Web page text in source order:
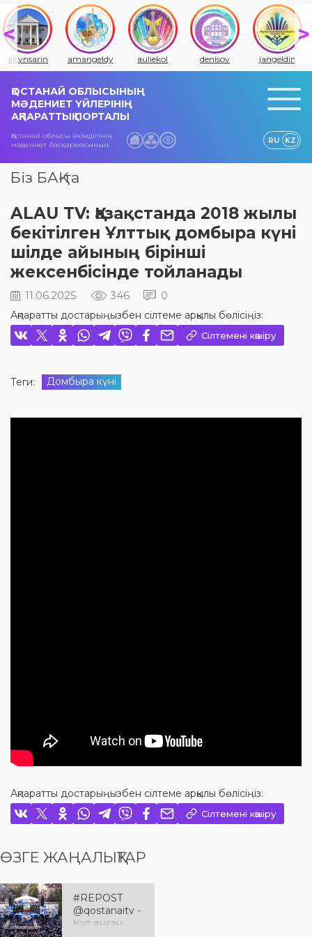
altynsarin amangeldy auliekol denisov jangeldin
ҚОСТАНАЙ ОБЛЫСЫНЫҢ
МӘДЕНИЕТ ҮЙЛЕРІНІҢ
АҚПАРАТТЫҚ ПОРТАЛЫ
Қостанай облысы әкімдігінің
мәдениет басқармасының
RU KZ
Біз БАҚ-та
ALAU TV: Қазақстанда 2018 жылы
бекітілген Ұлттық домбыра күні
шілде айының бірінші
жексенбісінде тойланады
11.06.2025 346 0
Ақпаратты достарыңызбен сілтеме арқылы бөлісіңіз:
Сілтемені көшіру
Теги: Домбыра күні
Ақпаратты достарыңызбен сілтеме арқылы бөлісіңіз:
Сілтемені көшіру
ӨЗГЕ ЖАҢАЛЫҚТАР
#REPOST
@qostanaitv -
Құт қонған